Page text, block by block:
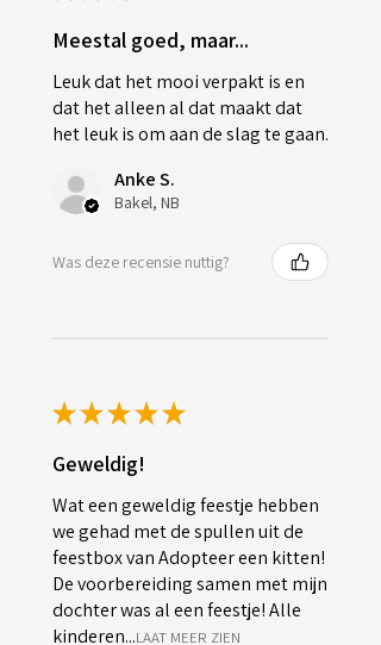
Meestal goed, maar...
Leuk dat het mooi verpakt is en
dat het alleen al dat maakt dat
het leuk is om aan de slag te gaan.
Anke S.
Bakel, NB
Was deze recensie nuttig?
★★★★★
Geweldig!
Wat een geweldig feestje hebben
we gehad met de spullen uit de
feestbox van Adopteer een kitten!
De voorbereiding samen met mijn
dochter was al een feestje! Alle
kinderen...LAAT MEER ZIEN